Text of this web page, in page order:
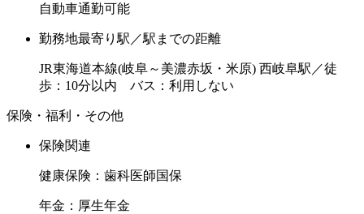
自動車通勤可能
勤務地最寄り駅／駅までの距離
JR東海道本線(岐阜～美濃赤坂・米原) 西岐阜駅／徒
歩：10分以内 バス：利用しない
保険・福利・その他
保険関連
健康保険：歯科医師国保
年金：厚生年金